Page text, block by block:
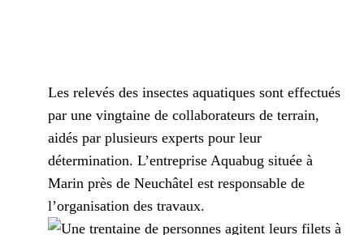
Les relevés des insectes aquatiques sont effectués
par une vingtaine de collaborateurs de terrain,
aidés par plusieurs experts pour leur
détermination. L’entreprise Aquabug située à
Marin près de Neuchâtel est responsable de
l’organisation des travaux.